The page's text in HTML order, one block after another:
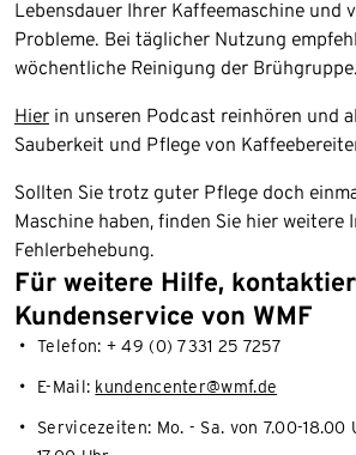
Lebensdauer Ihrer Kaffeemaschine und
Probleme. Bei täglicher Nutzung
wöchentliche Reinigung der Brühgruppe.
Hier in unseren Podcast reinhören und
Sauberkeit und Pflege von
Sollten Sie trotz guter Pflege doch
Maschine haben, finden Sie hier weitere
Fehlerbehebung.
Für weitere Hilfe,
Kundenservice von WMF
Telefon: + 49 (0) 7331 25 7257
E-Mail: kundencenter@wmf.de
Servicezeiten: Mo. - Sa. von 7.00-18.00